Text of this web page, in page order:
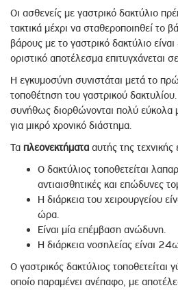
Οι ασθενείς µε γαστρικό δακτύλιο
τακτικά µέχρι να σταθεροποιηθεί το
βάρους µε το γαστρικό δακτύλιο
οριστικό αποτέλεσμα επιτυγχάνεται
Η εγκυμοσύνη συνιστάται µετά το
τοποθέτηση του γαστρικού
συνήθως διορθώνονται πολύ
για µικρό χρονικό διάστηµα.
Τα πλεονεκτήματα αυτής της τεχνικής
Ο δακτύλιος τοποθετείται
αντιαισθητικές και επώδυνες
Η διάρκεια του χειρουργείου
ώρα.
Είναι µία επέμβαση ανώδυνη.
Η διάρκεια νοσηλείας είναι
Ο γαστρικός δακτύλιος τοποθετείται
οποίο παραµένει ανέπαφο, µε